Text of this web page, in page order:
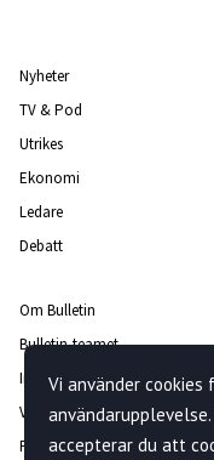
Nyheter
TV & Pod
Utrikes
Ekonomi
Ledare
Debatt
Om Bulletin
Bulletin-teamet
Integritetspolicy
Vanliga frågor och svar
Rättelsepolicy
Vi använder
accepterar du att